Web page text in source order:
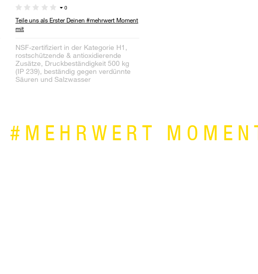
0
Teile uns als Erster Deinen #mehrwert Moment
mit
NSF-zertifiziert in der Kategorie H1,
rostschützende & antioxidierende
Zusätze, Druckbeständigkeit 500 kg
(IP 239), beständig gegen verdünnte
Säuren und Salzwasser
#MEHRWERT